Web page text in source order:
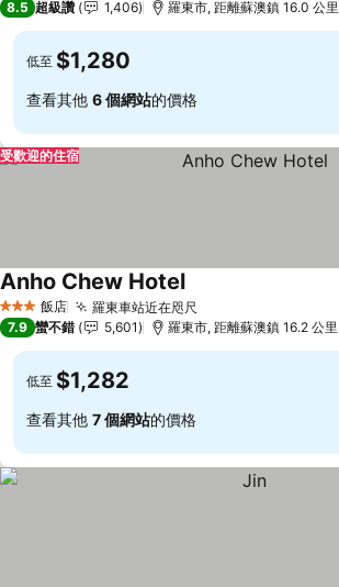
8.5 超級讚 1,406 羅東市, 距離蘇澳鎮 16.0 公里
低至 $1,280
查看其他 6 個網站的價格
受歡迎的住宿
3 星級 飯店 羅東車站近在咫尺查看價格
Anho Chew Hotel查看價格
7.9 蠻不錯 5,601 羅東市, 距離蘇澳鎮 16.2 公里
低至 $1,282
查看其他 7 個網站的價格